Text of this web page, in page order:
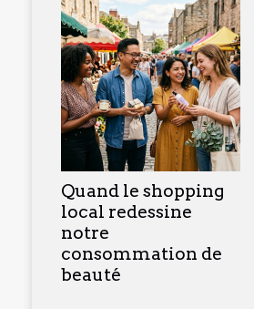
Quand le shopping
local redessine
notre
consommation de
beauté